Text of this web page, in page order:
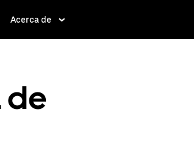
Acerca de
de